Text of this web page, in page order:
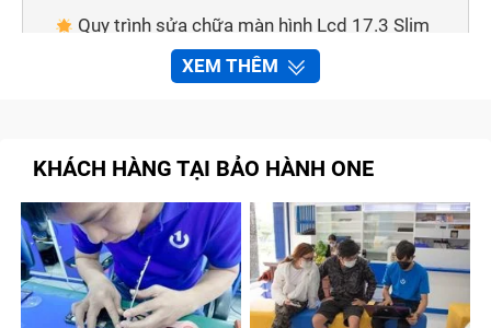
Quy trình sửa chữa màn hình Lcd 17.3 Slim
30P tại trung tâm Bảo Hành One
Cam kết với khách hàng khi thay, sửa chữa
Tạm kết
Dấu hiệu nhận biết màn hình laptop Lcd
17.3 Slim 30P cần được sửa chữa
Vì màn hình là bộ phận rất mong manh nên cho dù bạn
XEM THÊM
KHÁCH HÀNG TẠI BẢO HÀNH ONE